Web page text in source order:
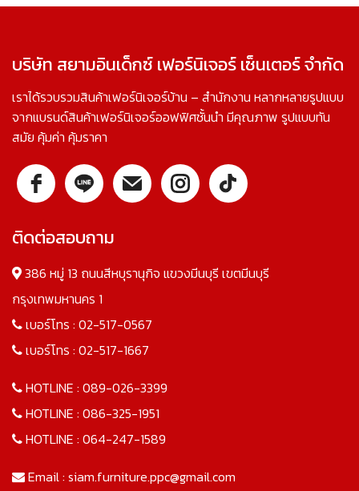
บริษัท สยามอินเด็กซ์ เฟอร์นิเจอร์ เซ็นเตอร์ จำกัด
เราได้รวบรวมสินค้าเฟอร์นิเจอร์บ้าน – สำนักงาน หลากหลายรูปแบบ
จากแบรนด์สินค้าเฟอร์นิเจอร์ออฟฟิศชั้นนำ มีคุณภาพ รูปแบบทัน
สมัย คุ้มค่า คุ้มราคา
ติดต่อสอบถาม
386 หมู่ 13 ถนนสีหบุรานุกิจ แขวงมีนบุรี เขตมีนบุรี
กรุงเทพมหานคร 1
เบอร์โทร : 02-517-0567
เบอร์โทร : 02-517-1667
HOTLINE : 089-026-3399
HOTLINE : 086-325-1951
HOTLINE : 064-247-1589
Email : siam.furniture.ppc@gmail.com